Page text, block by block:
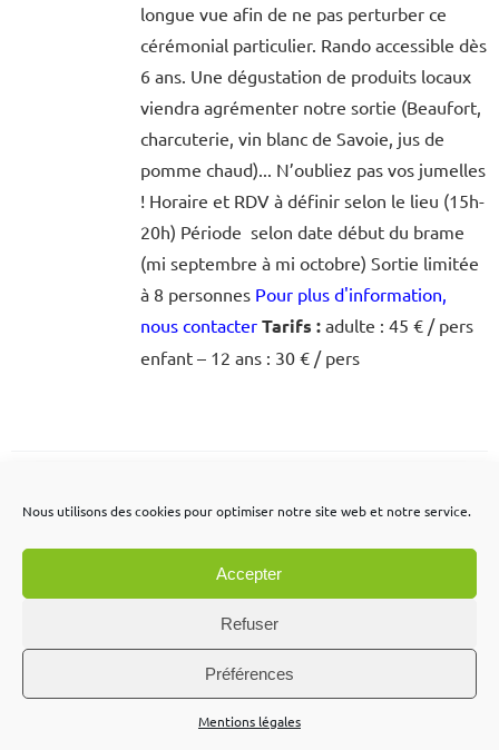
Nous utilisons des cookies pour optimiser notre site web et notre service.
Accepter
Refuser
Préférences
Mentions légales
longue vue afin de ne pas perturber ce
cérémonial particulier. Rando accessible dès
6 ans. Une dégustation de produits locaux
viendra agrémenter notre sortie (Beaufort,
charcuterie, vin blanc de Savoie, jus de
pomme chaud)... N’oubliez pas vos jumelles
! Horaire et RDV à définir selon le lieu (15h-
20h) Période selon date début du brame
(mi septembre à mi octobre) Sortie limitée
à 8 personnes Pour plus d'information,
nous contacter Tarifs :adulte : 45 € / pers
enfant – 12 ans : 30 € / pers
Rando découverte
Randonnée découverte
convivialité partagés avec vos salariés et
collaborateurs pour découvrir nos belles
montagnes du Beaufortain et du Val d'Arly.